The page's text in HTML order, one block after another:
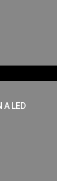
A LED